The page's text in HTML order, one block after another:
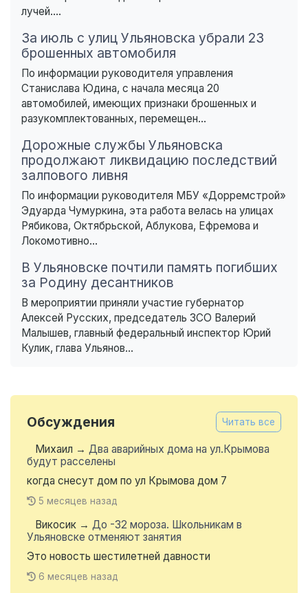
лучей....
За июль с улиц Ульяновска убрали 23
брошенных автомобиля
По информации руководителя управления
Станислава Юдина, с начала месяца 20
автомобилей, имеющих признаки брошенных и
разукомплектованных, перемещен...
Дорожные службы Ульяновска
продолжают ликвидацию последствий
залпового ливня
По информации руководителя МБУ «Дорремстрой»
Эдуарда Чумуркина, эта работа велась на улицах
Рябикова, Октябрьской, Аблукова, Ефремова и
Локомотивно...
В Ульяновске почтили память погибших
за Родину десантников
В мероприятии приняли участие губернатор
Алексей Русских, председатель ЗСО Валерий
Малышев, главный федеральный инспектор Юрий
Кулик, глава Ульянов...
Обсуждения Читать все
Михаил → Два аварийных дома на ул.Крымова
будут расселены
когда снесут дом по ул Крымова дом 7
5 месяцев назад
Викосик → До -32 мороза. Школьникам в
Ульяновске отменяют занятия
Это новость шестилетней давности
6 месяцев назад